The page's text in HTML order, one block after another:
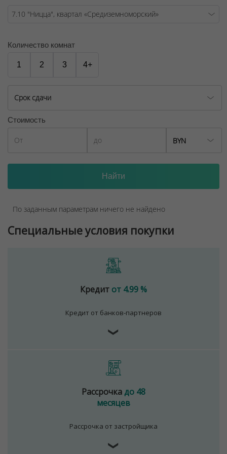
ООО "Твоя столицаконсалт", УНП 190285638, лицензия
Договор на оказание риэлтерских услуг № 447/6, от
04.09.2025
Количество комнат
1 2 3 4+
Срок сдачи
Стоимость
BYN
По заданным параметрам ничего не найдено
Специальные условия покупки
Кредит от 4.99 %
Кредит от банков-партнеров
❯
Рассрочкадо 48
месяцев
Рассрочка от застройщика
❯